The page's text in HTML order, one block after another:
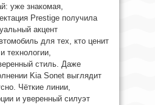
уже знакомая,
Prestige получила
акцент
для тех, кто ценит
технологии,
стиль. Даже
Kia Sonet выглядит
Чёткие линии,
и уверенный силуэт